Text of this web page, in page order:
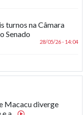
turnos na Câmara
Senado
28/05/26 - 14:04
Macacu diverge